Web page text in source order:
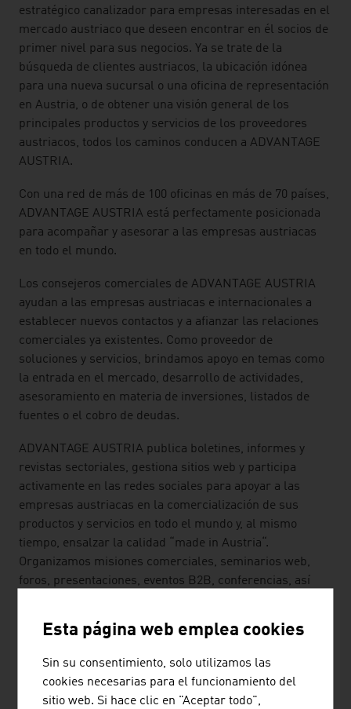
estratégico canalizador para empresas interesadas en el
mercado austriaco que deseen encontrar en él socios de
primer nivel para sus negocios. Ya se trate de la
búsqueda de clientes austriacos, la ubicación idónea
para una nueva sucursal o una oficina de representación
en Austria, o de obtener una visión general de los
principales productos y servicios de los proveedores
austriacos, todos los caminos conducen a ADVANTAGE
AUSTRIA.
Con una red de más de 100 oficinas en más de 70 países,
ADVANTAGE AUSTRIA está perfectamente posicionada
para acompañar y asesorar a las empresas austriacas
en todo el mundo.
Los consejeros comerciales de ADVANTAGE AUSTRIA
ayudan a las empresas austriacas e internacionales a
establecer nuevos contactos y a afianzar las relaciones
comerciales ya existentes. Como proveedor de
soluciones y servicios, brindamos apoyo en temas como
la entrada en el mercado, desarrollo de actividades,
asesoramiento en materia de inversiones, listados de
fuentes o el cobro de deudas.
ADVANTAGE AUSTRIA publica boletines, informes y
revistas sectoriales, gestiona sitios web y participa
activamente en las redes sociales para apoyar a las
empresas austriacas en la comercialización de sus
productos y servicios en todo el mundo y, al mismo
tiempo, ensalzar la calidad “made in Austria“.
Organizamos misiones comerciales, seminarios web,
foros, presentaciones, eventos B2B, conferencias, así
ayudamos a preparar visitas de delegaciones
empresariales o misiones comerciales inversas de
compradores a Austria; siempre con el objetivo de
conectar a las empresas, ya sea de manera física, digital
o híbrida.
Esta página web emplea cookies
Sin su consentimiento, solo utilizamos las
cookies necesarias para el funcionamiento del
sitio web. Si hace clic en "Aceptar todo",